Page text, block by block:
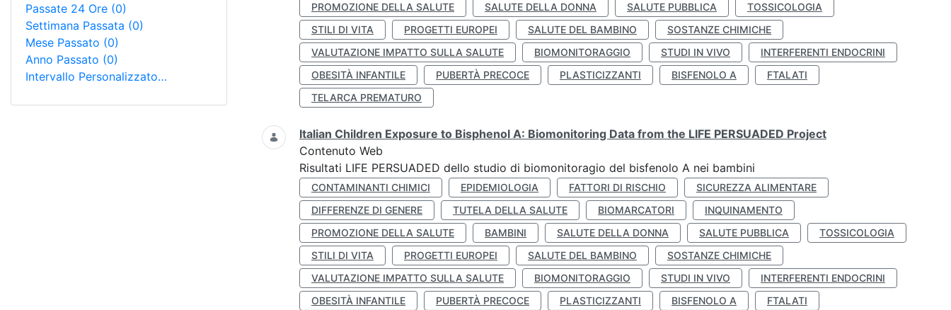
Passate 24 Ore (0)
Settimana Passata (0)
Mese Passato (0)
Anno Passato (0)
Intervallo Personalizzato…
PROMOZIONE DELLA SALUTE
SALUTE DELLA DONNA SALUTE PUBBLICA
TOSSICOLOGIA
STILI DI VITA
PROGETTI EUROPEI SALUTE DEL BAMBINO
SOSTANZE CHIMICHE
VALUTAZIONE IMPATTO SULLA SALUTE
BIOMONITORAGGIO STUDI IN VIVO
INTERFERENTI ENDOCRINI
OBESITÀ INFANTILE
PUBERTÀ PRECOCE PLASTICIZZANTI BISFENOLO A
FTALATI
TELARCA PREMATURO
Italian Children Exposure to Bisphenol A: Biomonitoring Data from the LIFE PERSUADED Project
Contenuto Web
Risultati LIFE PERSUADED dello studio di biomonitoragio del bisfenolo A nei bambini
CONTAMINANTI CHIMICI EPIDEMIOLOGIA FATTORI DI RISCHIO
SICUREZZA ALIMENTARE
DIFFERENZE DI GENERE
TUTELA DELLA SALUTE BIOMARCATORI
INQUINAMENTO
PROMOZIONE DELLA SALUTE
BAMBINI SALUTE DELLA DONNA SALUTE PUBBLICA
TOSSICOLOGIA
STILI DI VITA
PROGETTI EUROPEI SALUTE DEL BAMBINO
SOSTANZE CHIMICHE
VALUTAZIONE IMPATTO SULLA SALUTE
BIOMONITORAGGIO STUDI IN VIVO
INTERFERENTI ENDOCRINI
OBESITÀ INFANTILE
PUBERTÀ PRECOCE PLASTICIZZANTI BISFENOLO A
FTALATI